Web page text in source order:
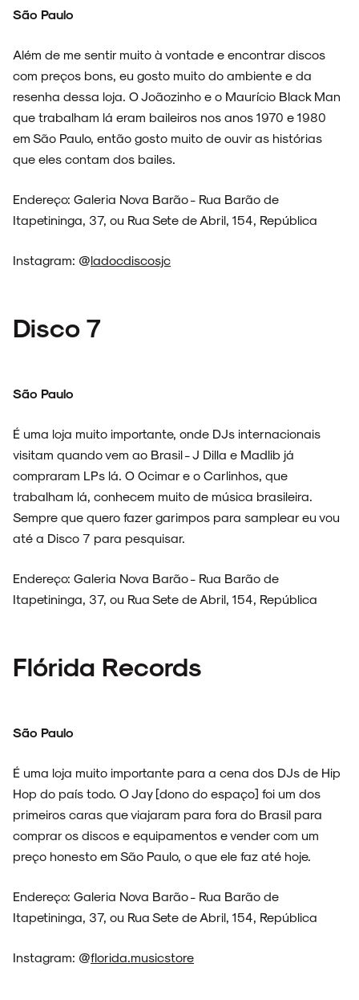
São Paulo
Além de me sentir muito à vontade e encontrar discos
com preços bons, eu gosto muito do ambiente e da
resenha dessa loja. O Joãozinho e o Maurício Black Man
que trabalham lá eram baileiros nos anos 1970 e 1980
em São Paulo, então gosto muito de ouvir as histórias
que eles contam dos bailes.
Endereço: Galeria Nova Barão - Rua Barão de
Itapetininga, 37, ou Rua Sete de Abril, 154, República
Instagram: @ladocdiscosjc
Disco 7
São Paulo
É uma loja muito importante, onde DJs internacionais
visitam quando vem ao Brasil - J Dilla e Madlib já
compraram LPs lá. O Ocimar e o Carlinhos, que
trabalham lá, conhecem muito de música brasileira.
Sempre que quero fazer garimpos para samplear eu vou
até a Disco 7 para pesquisar.
Endereço: Galeria Nova Barão - Rua Barão de
Itapetininga, 37, ou Rua Sete de Abril, 154, República
Flórida Records
São Paulo
É uma loja muito importante para a cena dos DJs de Hip
Hop do país todo. O Jay [dono do espaço] foi um dos
primeiros caras que viajaram para fora do Brasil para
comprar os discos e equipamentos e vender com um
preço honesto em São Paulo, o que ele faz até hoje.
Endereço: Galeria Nova Barão - Rua Barão de
Itapetininga, 37, ou Rua Sete de Abril, 154, República
Instagram: @florida.musicstore